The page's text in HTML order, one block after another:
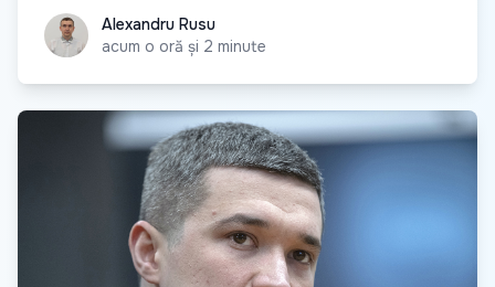
Alexandru Rusu
Alexandru Rusu
acum o oră și 2 minute